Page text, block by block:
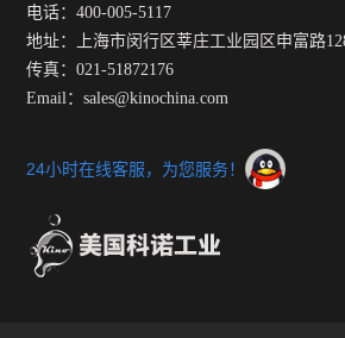
电话：400-005-5117
地址：上海市闵行区莘庄工业园区申富路
传真：021-51872176
Email：sales@kinochina.com
24小时在线客服，为您服务！